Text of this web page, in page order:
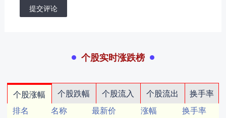
提交评论
个股实时涨跌榜
个股涨幅 个股跌幅 个股流入 个股流出
换手率
排名
名称 最新价 涨幅
换手率